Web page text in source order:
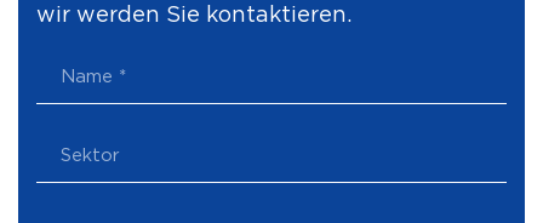
wir werden Sie kontaktieren.